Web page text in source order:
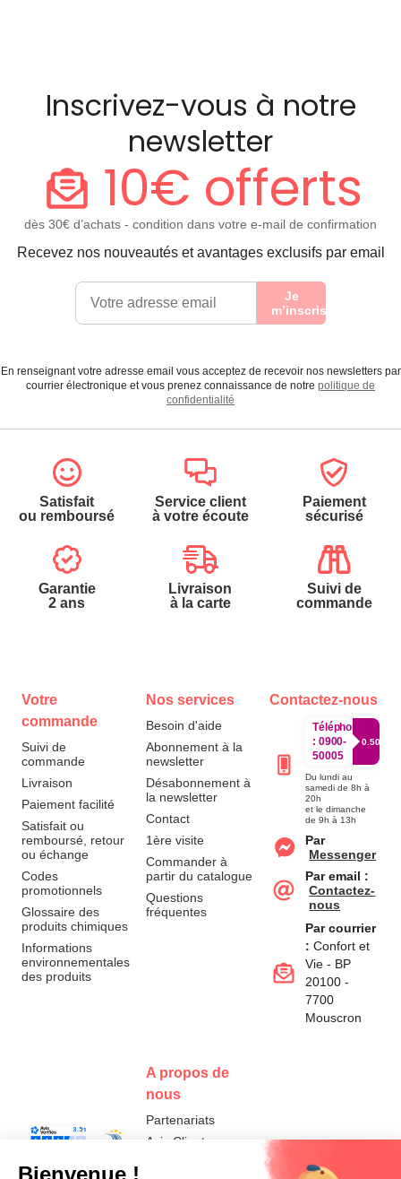
Inscrivez-vous à notre
newsletter
10€ offerts
dès 30€ d’achats - condition dans votre e-mail de confirmation
Recevez nos nouveautés et avantages exclusifs par email
Je
m’inscris
En renseignant votre adresse email vous acceptez de recevoir nos newsletters par
courrier électronique et vous prenez connaissance de notre politique de
confidentialité
Satisfait
ou remboursé
Service client
à votre écoute
Paiement
sécurisé
Garantie
2 ans
Livraison
à la carte
Suivi de
commande
Votre
commande
Suivi de
commande
Livraison
Paiement facilité
Satisfait ou
remboursé, retour
ou échange
Codes
promotionnels
Glossaire des
produits chimiques
Informations
environnementales
des produits
Nos services
Besoin d'aide
Abonnement à la
newsletter
Désabonnement à
la newsletter
Contact
1ère visite
Commander à
partir du catalogue
Questions
fréquentes
A propos de
nous
Partenariats
Avis Clients
Contactez-nous
Téléphone
: 0900-
50005
0.50€/
Du lundi au
samedi de 8h à
20h
et le dimanche
de 9h à 13h
Par
Messenger
Par email :
Contactez-
nous
Par courrier
: Confort et
Vie - BP
20100 -
7700
Mouscron